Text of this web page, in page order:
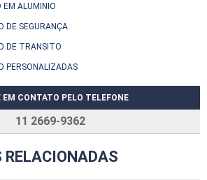
EM ALUMINIO
DE SEGURANÇA
DE TRANSITO
PERSONALIZADAS
EM CONTATO PELO TELEFONE
11 2669-9362
RELACIONADAS